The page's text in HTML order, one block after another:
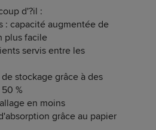
d'?il :
: capacité augmentée de
plus facile
servis entre les
stockage grâce à des
%
en moins
grâce au papier